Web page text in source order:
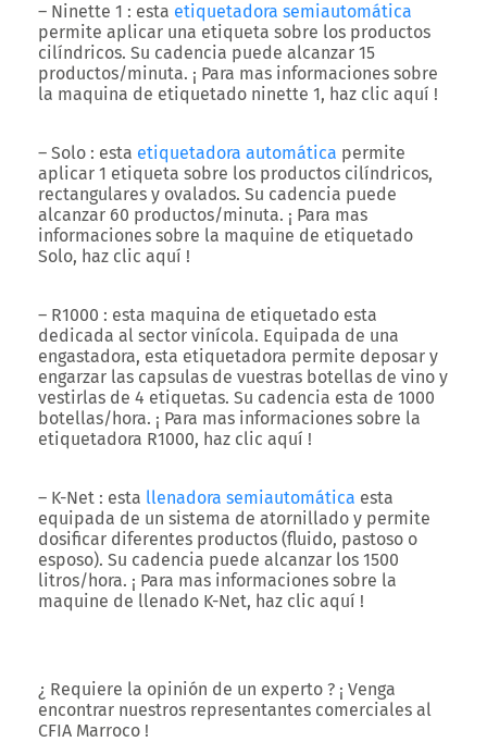
– Ninette 1 : esta etiquetadora semiautomática
permite aplicar una etiqueta sobre los productos
cilíndricos. Su cadencia puede alcanzar 15
productos/minuta. ¡ Para mas informaciones sobre
la maquina de etiquetado ninette 1, haz clic aquí !
– Solo : esta etiquetadora automática permite
aplicar 1 etiqueta sobre los productos cilíndricos,
rectangulares y ovalados. Su cadencia puede
alcanzar 60 productos/minuta. ¡ Para mas
informaciones sobre la maquine de etiquetado
Solo, haz clic aquí !
– R1000 : esta maquina de etiquetado esta
dedicada al sector vinícola. Equipada de una
engastadora, esta etiquetadora permite deposar y
engarzar las capsulas de vuestras botellas de vino y
vestirlas de 4 etiquetas. Su cadencia esta de 1000
botellas/hora. ¡ Para mas informaciones sobre la
etiquetadora R1000, haz clic aquí !
– K-Net : esta llenadora semiautomática esta
equipada de un sistema de atornillado y permite
dosificar diferentes productos (fluido, pastoso o
esposo). Su cadencia puede alcanzar los 1500
litros/hora. ¡ Para mas informaciones sobre la
maquine de llenado K-Net, haz clic aquí !
¿ Requiere la opinión de un experto ? ¡ Venga
encontrar nuestros representantes comerciales al
CFIA Marroco !